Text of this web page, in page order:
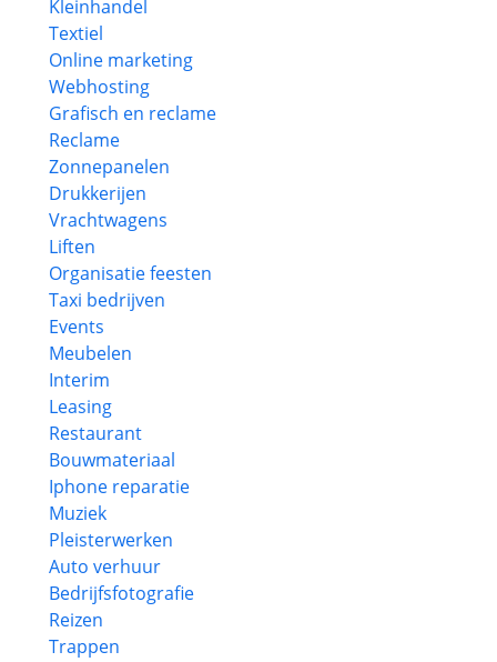
Kleinhandel
Textiel
Online marketing
Webhosting
Grafisch en reclame
Reclame
Zonnepanelen
Drukkerijen
Vrachtwagens
Liften
Organisatie feesten
Taxi bedrijven
Events
Meubelen
Interim
Leasing
Restaurant
Bouwmateriaal
Iphone reparatie
Muziek
Pleisterwerken
Auto verhuur
Bedrijfsfotografie
Reizen
Trappen